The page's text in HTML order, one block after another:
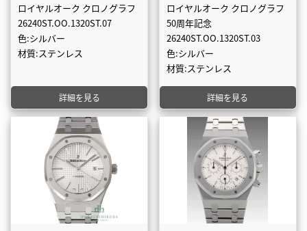
ロイヤルオーク クロノグラフ
26240ST.OO.1320ST.07
色:シルバー
材質:ステンレス
詳細を見る
ロイヤルオーク クロノグラフ
50周年記念
26240ST.OO.1320ST.03
色:シルバー
材質:ステンレス
詳細を見る